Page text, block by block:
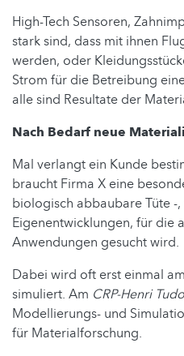
High-Tech Sensoren,
stark sind, dass mit ihnen
werden, oder
Strom für die Betreibung
alle sind Resultate der
Nach Bedarf neue
Mal verlangt ein Kunde
braucht Firma X eine
biologisch abbaubare Tüte -
Eigenentwicklungen, für die
Anwendungen gesucht wird.
Dabei wird oft erst einmal
simuliert. Am CRP-Henri
Modellierungs- und
für Materialforschung.